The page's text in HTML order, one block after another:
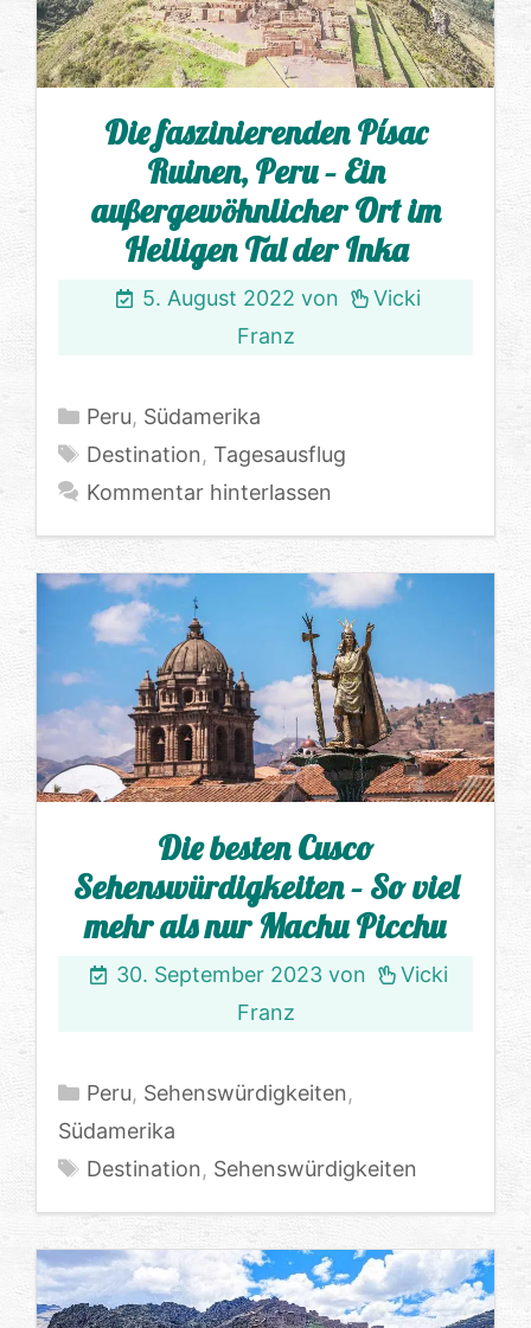
Die faszinierenden Písac
Ruinen, Peru – Ein
außergewöhnlicher Ort im
Heiligen Tal der Inka
5. August 2022 von
Vicki
Franz
Kategorien
Peru, Südamerika
Schlagwörter
Destination, Tagesausflug
Kommentar hinterlassen
Die besten Cusco
Sehenswürdigkeiten – So viel
mehr als nur Machu Picchu
30. September 2023 von
Vicki
Franz
Kategorien
Peru, Sehenswürdigkeiten,
Südamerika
Schlagwörter
Destination, Sehenswürdigkeiten